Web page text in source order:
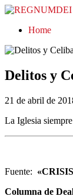
REGNUMDEI
Home
Delitos y
21 de abril de
La Iglesia
Fuente:
Columna de